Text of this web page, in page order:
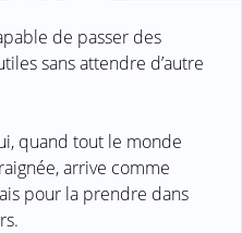
de passer des
sans attendre d’autre
quand tout le monde
arrive comme
pour la prendre dans